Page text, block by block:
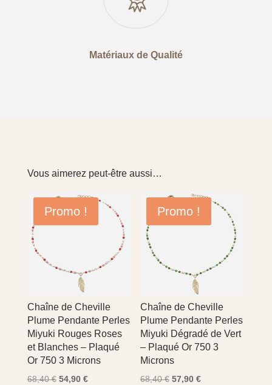
Matériaux de Qualité
Vous aimerez peut-être aussi…
Promo !
Chaîne de Cheville
Plume Pendante Perles
Miyuki Rouges Roses
et Blanches – Plaqué
Or 750 3 Microns
68,40€ Le
54,90 €Le
Promo !
Chaîne de Cheville
Plume Pendante Perles
Miyuki Dégradé de Vert
– Plaqué Or 750 3
Microns
68,40€ Le
57,90€Le